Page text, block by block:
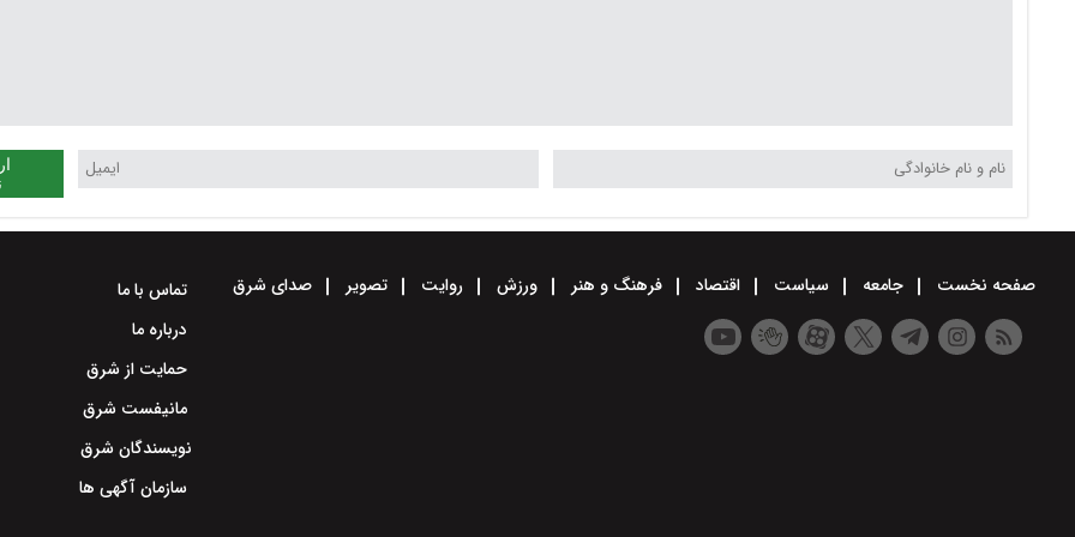
صفحه نخست جامعه سیاست اقتصاد فرهنگ و هنر ورزش روایت تصویر صدای شرق
تماس با ما
درباره ما
حمایت از شرق
مانیفست شرق
نویسندگان شرق
سازمان آگهی ها